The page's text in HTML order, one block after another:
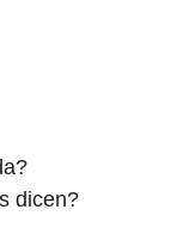
dicen?